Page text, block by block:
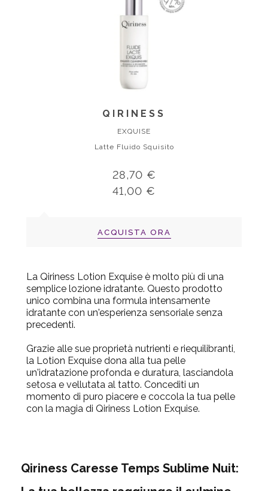
QIRINESS
EXQUISE
Latte Fluido Squisito
28,70 €
41,00 €
ACQUISTA ORA
La Qiriness Lotion Exquise è molto più di una
semplice lozione idratante. Questo prodotto
unico combina una formula intensamente
idratante con un'esperienza sensoriale senza
precedenti.
Grazie alle sue proprietà nutrienti e riequilibranti,
la Lotion Exquise dona alla tua pelle
un'idratazione profonda e duratura, lasciandola
setosa e vellutata al tatto. Concediti un
momento di puro piacere e coccola la tua pelle
con la magia di Qiriness Lotion Exquise.
Qiriness Caresse Temps Sublime Nuit: